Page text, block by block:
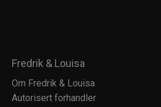
Fredrik & Louisa
Om Fredrik & Louisa
Autorisert forhandler